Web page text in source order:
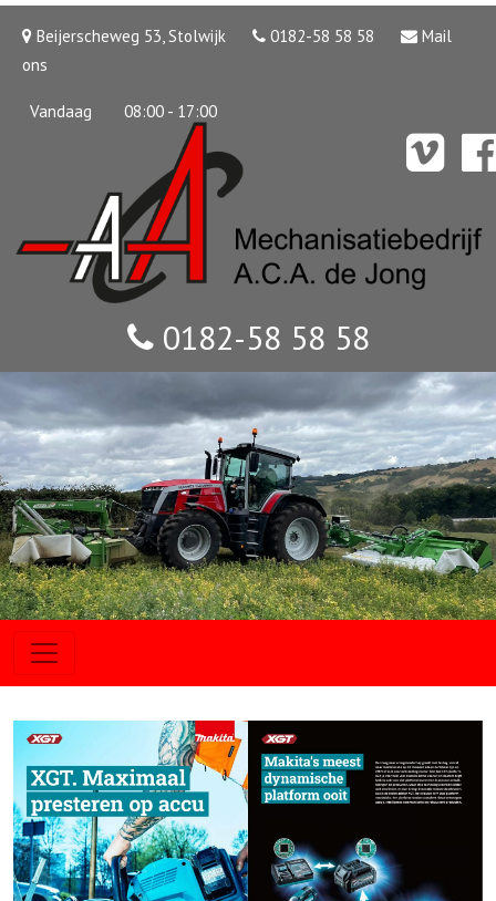
Beijerscheweg 53, Stolwijk 0182-58 58 58
Mail
ons
Vandaag 08:00 - 17:00
0182-58 58 58